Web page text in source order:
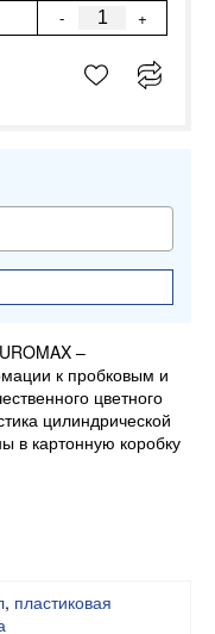
- +
–
к пробковым и
цветного
цилиндрической
в картонную коробку
, пластиковая